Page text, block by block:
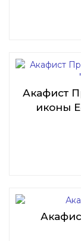
Акафист
иконы